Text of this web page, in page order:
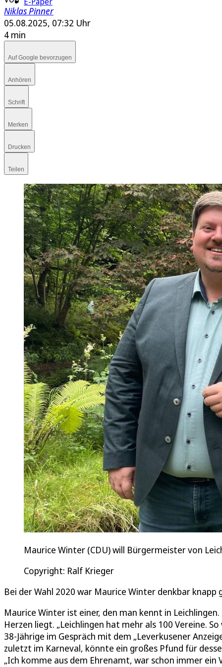
Niklas Pinner
05.08.2025, 07:32 Uhr
4 min
Auf Google bevorzugen
Anhören
Schrift
Merken
Drucken
Teilen
Maurice Winter (CDU) will Bürgermeister von
Copyright: Ralf Krieger
Bei der Wahl 2020 war Maurice Winter denkbar knapp
Maurice Winter ist einer, den man kennt in
Herzen liegt. „Leichlingen hat mehr als 100 Vereine.
38-Jährige im Gespräch mit dem „Leverkusener
zuletzt im Karneval, könnte ein großes Pfund für
„Ich komme aus dem Ehrenamt, war schon immer ein